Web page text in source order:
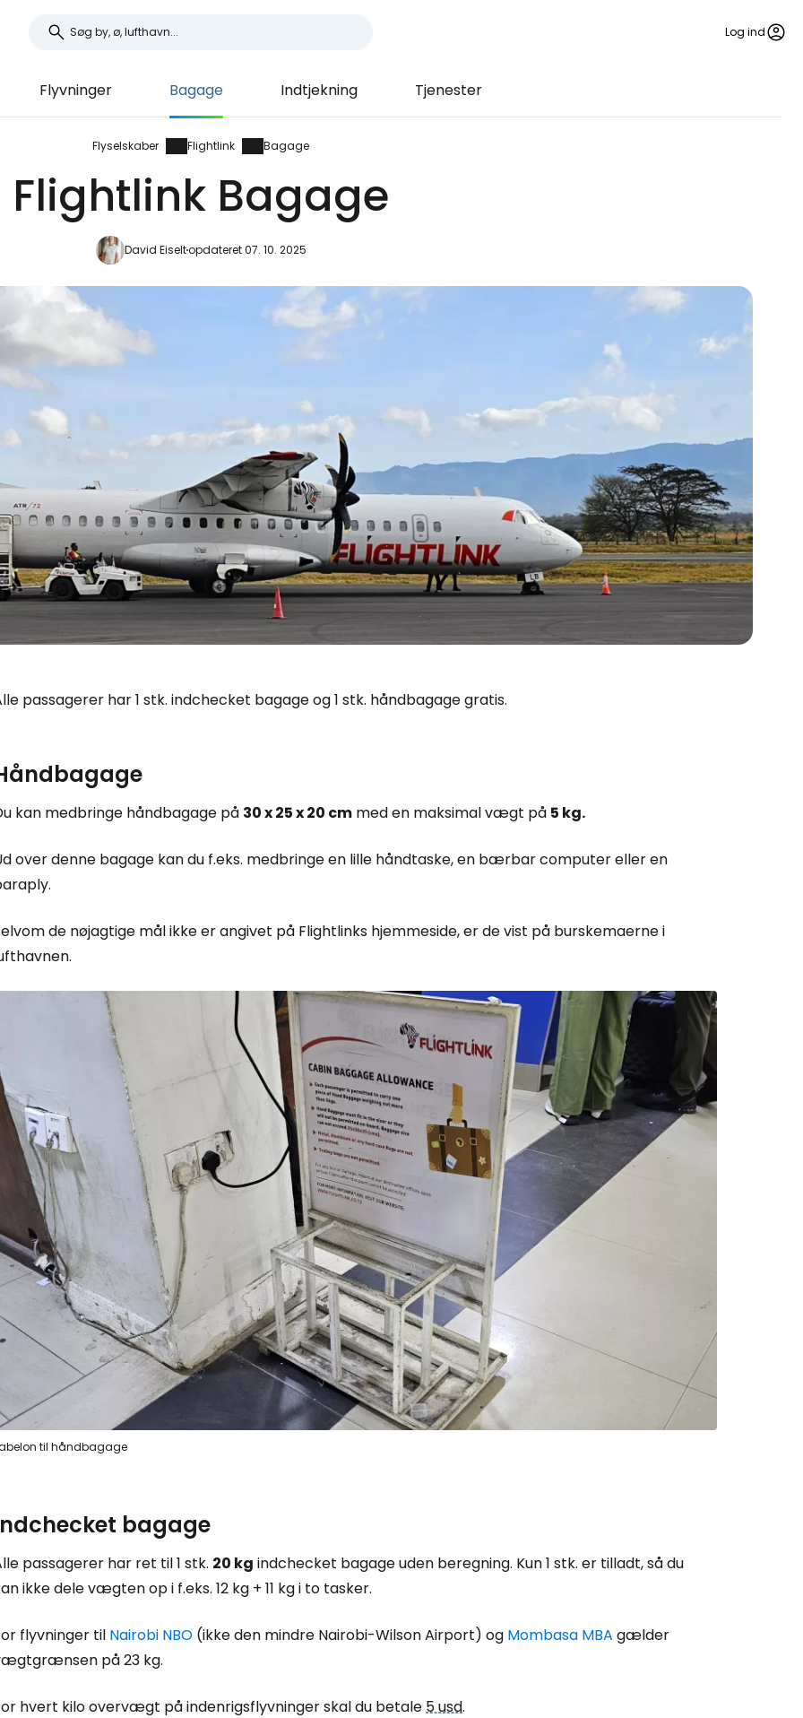
Log ind
Flyvninger Bagage Indtjekning Tjenester
Flyselskaber Flightlink Bagage
Flightlink Bagage
David Eiseltopdateret 07. 10. 2025
passagerer har 1 stk. indchecket bagage og 1 stk. håndbagage gratis.
kan medbringe håndbagage på 30 x 25 x 20 cm med en maksimal vægt på 5 kg.
over denne bagage kan du f.eks. medbringe en lille håndtaske, en bærbar computer eller en
de nøjagtige mål ikke er angivet på Flightlinks hjemmeside, er de vist på burskemaerne i
til håndbagage
bagage
passagerer har ret til 1 stk. 20 kg indchecket bagage uden beregning. Kun 1 stk. er tilladt, så du
ikke dele vægten op i f.eks. 12 kg + 11 kg i to tasker.
flyvninger til Nairobi NBO (ikke den mindre Nairobi-Wilson Airport) og Mombasa MBA gælder
på 23 kg.
hvert kilo overvægt på indenrigsflyvninger skal du betale 5 usd.
Log ind på Cestee
... det verdensomspændende rejsefællesskab